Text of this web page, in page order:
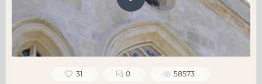
31 0 58573